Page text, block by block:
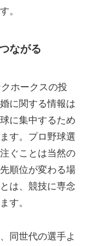
。
ながる
ホークスの投
に関する情報は
に集中するため
す。プロ野球選
ぐことは当然の
順位が変わる場
は、競技に専念
す。
同世代の選手よ